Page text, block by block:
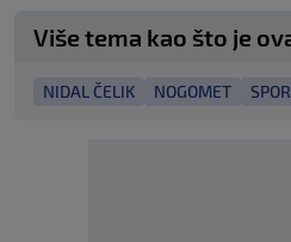
Više tema kao što je
NIDAL ČELIK NOGOMET